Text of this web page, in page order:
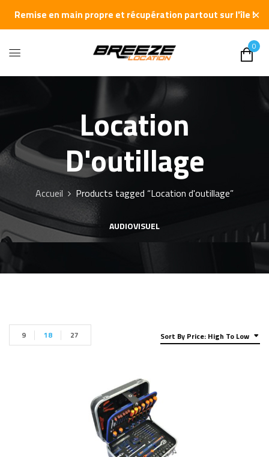
Remise en main propre et récupération partout sur l'île !✕
0
Location
D'outillage
Accueil Products tagged “Location d'outillage”
AUDIOVISUEL
Sort By Price: High To Low
9 18 27